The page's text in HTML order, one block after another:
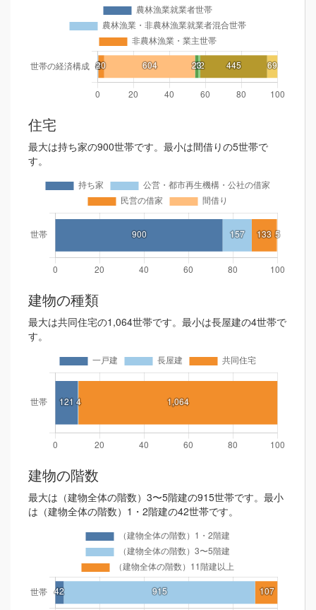
住宅
最大は持ち家の900世帯です。最小は間借りの5世帯で
す。
建物の種類
最大は共同住宅の1,064世帯です。最小は長屋建の4世帯で
す。
建物の階数
最大は（建物全体の階数）3〜5階建の915世帯です。最小
は（建物全体の階数）1・2階建の42世帯です。